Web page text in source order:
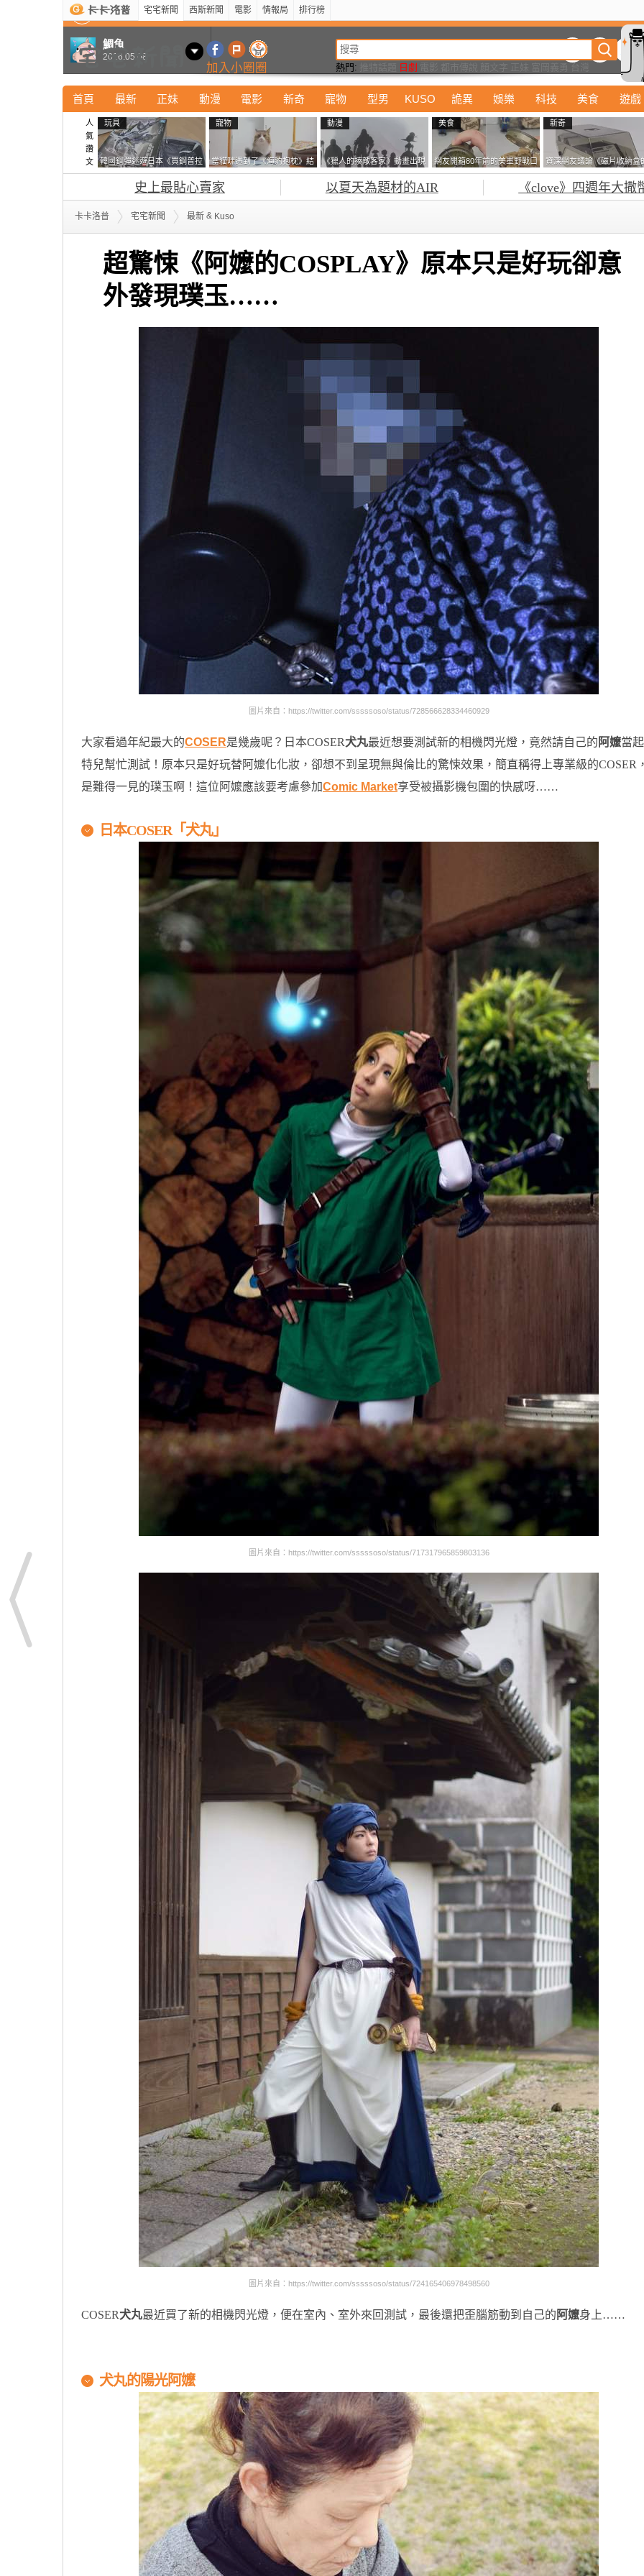
宅宅新聞 西斯新聞 電影 情報局 排行榜
加入小圈圈 熱門: 日劇
首頁 最新 正妹 動漫 電影 新奇 寵物 型男 KUSO 詭異 娛樂 科技 美食 遊戲
人
氣
讚
文
玩具
韓國鋼彈迷遊日本《買鋼普拉
塞不進行李箱》網友們集思廣
益提供解方了……
寵物
當貓咪遇到了《海豹抱枕》結
果玩了10天後，海豹一整個走
鐘笑翻網友
動漫
《獵人的揍敵客家》動畫出現
的這個剪影是誰？你是不是忘
記還有這號人物了
美食
網友開箱80年前的美軍野戰口
糧 罐頭本身保存良好，但裡
面的味道...
新奇
資深網友議論《磁片收納盒
鎖有什麼用》想偷的話整盒
走不就好了嗎？
史上最貼心賣家 以夏天為題材的AIR 《clove》四週年大撒
卡卡洛普 宅宅新聞 最新 & Kuso
超驚悚《阿嬤的COSPLAY》原本只是好玩卻意
外發現璞玉……
最新 新奇 正妹 寵物 型男 Kuso 科技 動漫
鯛魚
2016.05.08
圖片來自：https://twitter.com/sssssoso/status/728566628334460929
大家看過年紀最大的COSER是幾歲呢？日本COSER犬丸最近想要測試新的相機閃光燈，竟然請自己的 阿嬤當
特兒幫忙測試！原本只是好玩替阿嬤化化妝，卻想不到呈現無與倫比的驚悚效果，簡直稱得上專業級的COSER
是難得一見的璞玉啊！這位阿嬤應該要考慮參加Comic Market享受被攝影機包圍的快感呀……
日本COSER「犬丸」
圖片來自：https://twitter.com/sssssoso/status/717317965859803136
圖片來自：https://twitter.com/sssssoso/status/724165406978498560
COSER犬丸最近買了新的相機閃光燈，便在室內、室外來回測試，最後還把歪腦筋動到自己的 阿嬤身上……
犬丸的陽光阿嬤